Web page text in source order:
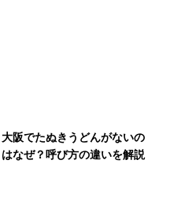
大阪でたぬきうどんがないの
はなぜ？呼び方の違いを解説